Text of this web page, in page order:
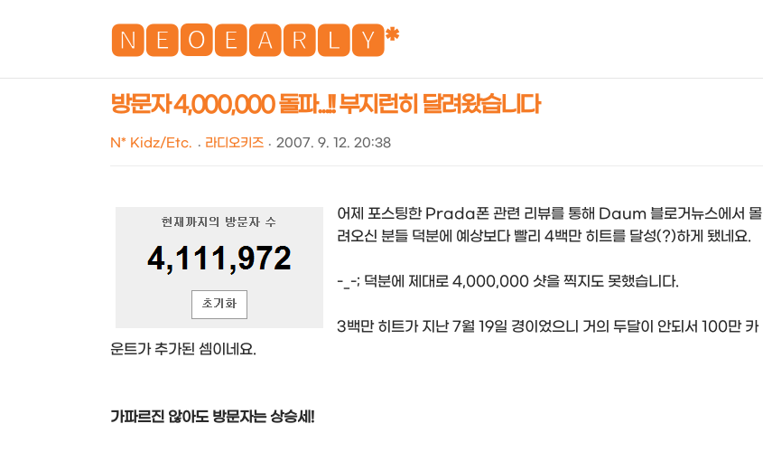
🅽🅴🅾🅴🅰🆁🅻🆈*NEOEARLY*
방문자 4,000,000 돌파...!! 부지런히 달려왔습니다
N* Kidz/Etc. 라디오키즈 2007. 9. 12. 20:38
어제 포스팅한 Prada폰 관련 리뷰를 통해 Daum 블로거뉴스에서 몰
려오신 분들 덕분에 예상보다 빨리 4백만 히트를 달성(?)하게 됐네요.
-_-; 덕분에 제대로 4,000,000 샷을 찍지도 못했습니다.
3백만 히트가 지난 7월 19일 경이었으니 거의 두달이 안되서 100만 카
운트가 추가된 셈이네요.
가파르진 않아도 방문자는 상승세!